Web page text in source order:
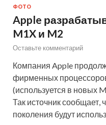
ФОТО
Apple
M1X и M2
Оставьте комментарий
Компания Apple
фирменных
(используется в новых
Так источник
поколения будут